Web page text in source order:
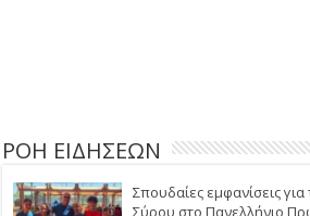
ΡΟΗ ΕΙΔΗΣΕΩΝ
Σπουδαίες εμφανίσεις